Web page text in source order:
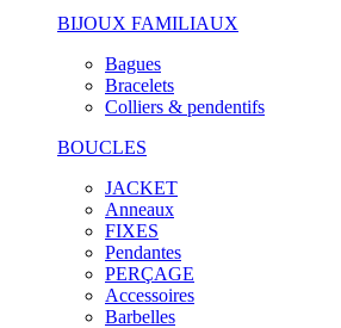
BIJOUX FAMILIAUX
Bagues
Bracelets
Colliers & pendentifs
BOUCLES
JACKET
Anneaux
FIXES
Pendantes
PERÇAGE
Accessoires
Barbelles